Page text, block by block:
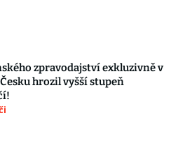
zpravodajství exkluzivně v
hrozil vyšší stupeň